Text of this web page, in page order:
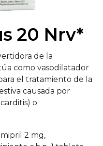
20 Nrv*
de la
como vasodilatador
el tratamiento de la
causada por
o
2 mg,